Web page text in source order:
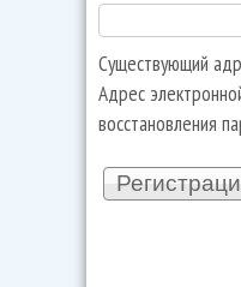
Существующий
Адрес
восстановления